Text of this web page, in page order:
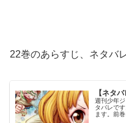
22巻のあらすじ、ネタバ
【ネタ
週刊少年
タバレで
ます。前